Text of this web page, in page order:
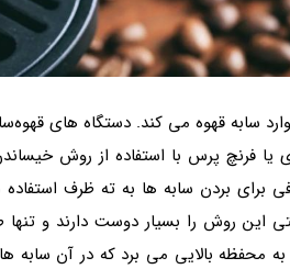
سابه قهوه می کند. دستگاه های
یا فرنچ پرس با استفاده از روش
برای بردن سابه ها به ته ظرف
این روش را بسیار دوست دارند و
به محفظه بالایی می برد که در آن سابه